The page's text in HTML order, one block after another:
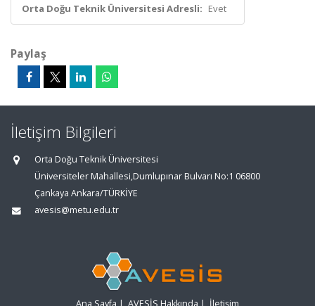
Orta Doğu Teknik Üniversitesi Adresli: Evet
Paylaş
İletişim Bilgileri
Orta Doğu Teknik Üniversitesi
Üniversiteler Mahallesi,Dumlupınar Bulvarı No:1 06800
Çankaya Ankara/TÜRKİYE
avesis@metu.edu.tr
Ana Sayfa | AVESİS Hakkında | İletişim